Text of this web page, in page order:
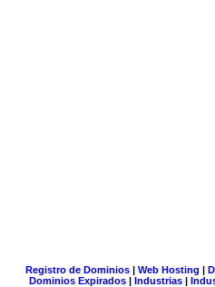
Registro de Dominios| Web Hosting |
Dominios Expirados | Industrias |